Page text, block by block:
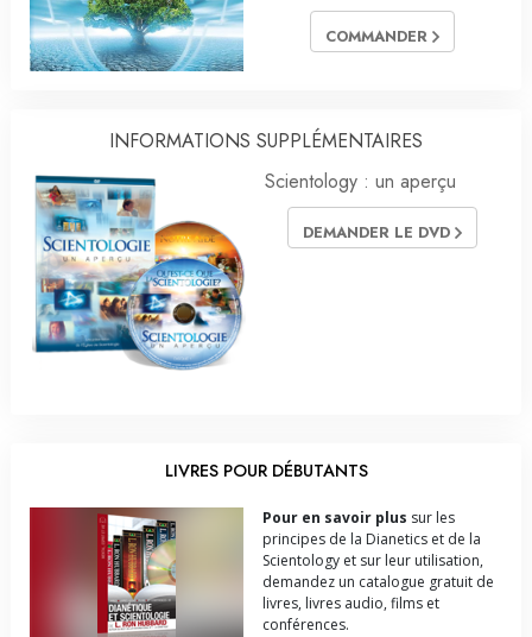
COMMANDER
INFORMATIONS SUPPLÉMENTAIRES
Scientology : un aperçu
DEMANDER LE DVD
LIVRES POUR DÉBUTANTS
Pour en savoir plus sur les
principes de la Dianetics et de la
Scientology et sur leur utilisation,
demandez un catalogue gratuit de
livres, livres audio, films et
conférences.